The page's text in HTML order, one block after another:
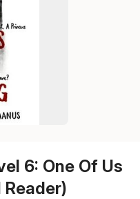
6: One Of Us
Reader)